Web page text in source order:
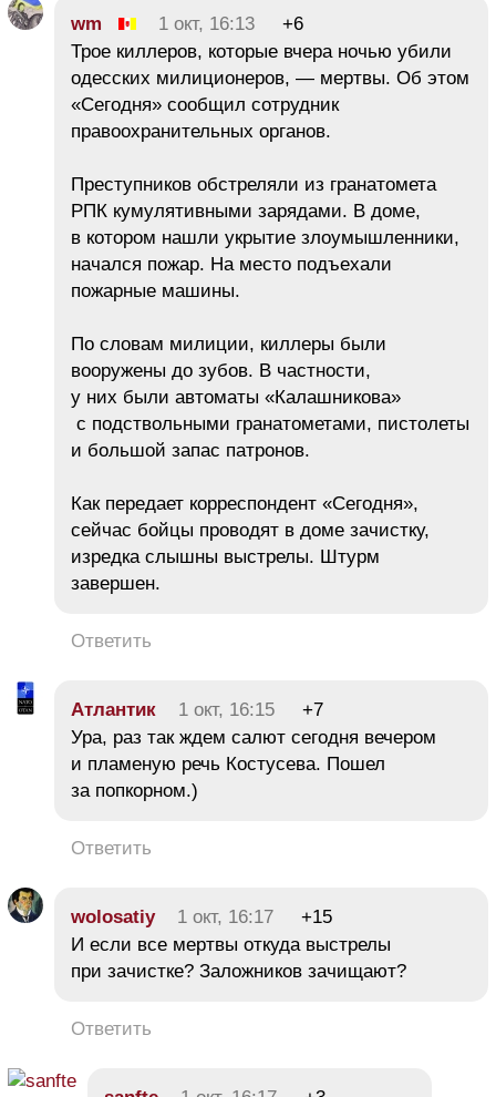
wm 1 окт, 16:13
+6
Трое киллеров, которые вчера ночью убили
одесских милиционеров, — мертвы. Об этом
«Сегодня» сообщил сотрудник
правоохранительных органов.
Преступников обстреляли из гранатомета
РПК кумулятивными зарядами. В доме,
в котором нашли укрытие злоумышленники,
начался пожар. На место подъехали
пожарные машины.
По словам милиции, киллеры были
вооружены до зубов. В частности,
у них были автоматы «Калашникова»
с подствольными гранатометами, пистолеты
и большой запас патронов.
Как передает корреспондент «Сегодня»,
сейчас бойцы проводят в доме зачистку,
изредка слышны выстрелы. Штурм
завершен.
Ответить
Атлантик 1 окт, 16:15
+7
Ура, раз так ждем салют сегодня вечером
и пламеную речь Костусева. Пошел
за попкорном.)
Ответить
wolosatiy 1 окт, 16:17
+15
И если все мертвы откуда выстрелы
при зачистке? Заложников зачищают?
Ответить